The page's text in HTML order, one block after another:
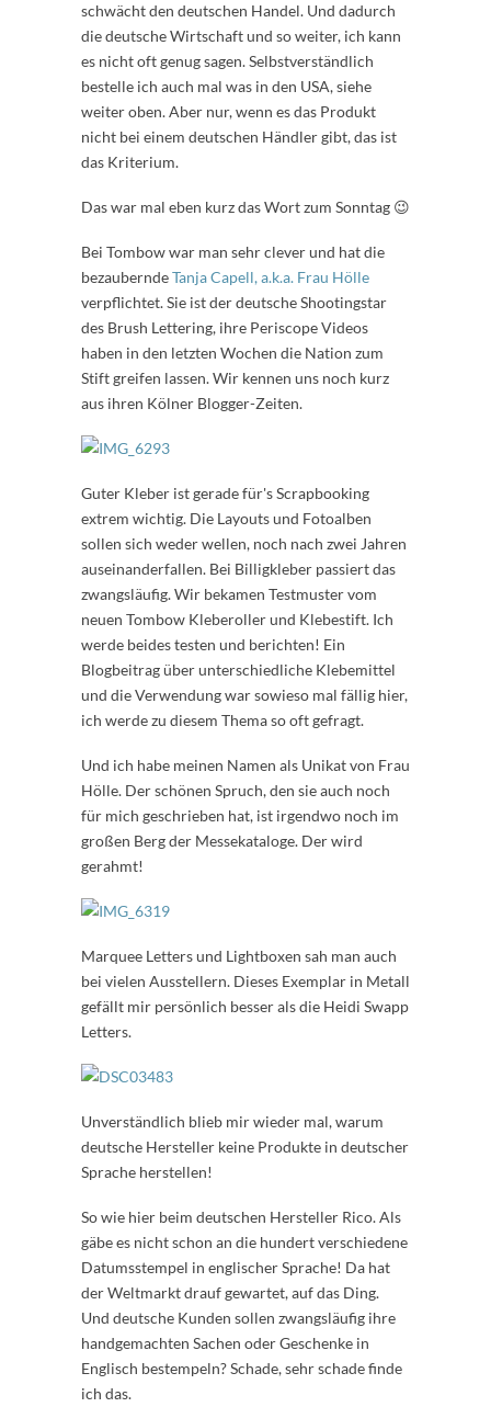
schwächt den deutschen Handel. Und dadurch
die deutsche Wirtschaft und so weiter, ich kann
es nicht oft genug sagen. Selbstverständlich
bestelle ich auch mal was in den USA, siehe
weiter oben. Aber nur, wenn es das Produkt
nicht bei einem deutschen Händler gibt, das ist
das Kriterium.
Das war mal eben kurz das Wort zum Sonntag 😉
Bei Tombow war man sehr clever und hat die
bezauberndeTanja Capell, a.k.a. Frau Hölle
verpflichtet. Sie ist der deutsche Shootingstar
des Brush Lettering, ihre Periscope Videos
haben in den letzten Wochen die Nation zum
Stift greifen lassen. Wir kennen uns noch kurz
aus ihren Kölner Blogger-Zeiten.
Guter Kleber ist gerade für's Scrapbooking
extrem wichtig. Die Layouts und Fotoalben
sollen sich weder wellen, noch nach zwei Jahren
auseinanderfallen. Bei Billigkleber passiert das
zwangsläufig. Wir bekamen Testmuster vom
neuen Tombow Kleberoller und Klebestift. Ich
werde beides testen und berichten! Ein
Blogbeitrag über unterschiedliche Klebemittel
und die Verwendung war sowieso mal fällig hier,
ich werde zu diesem Thema so oft gefragt.
Und ich habe meinen Namen als Unikat von Frau
Hölle. Der schönen Spruch, den sie auch noch
für mich geschrieben hat, ist irgendwo noch im
großen Berg der Messekataloge. Der wird
gerahmt!
Marquee Letters und Lightboxen sah man auch
bei vielen Ausstellern. Dieses Exemplar in Metall
gefällt mir persönlich besser als die Heidi Swapp
Letters.
Unverständlich blieb mir wieder mal, warum
deutsche Hersteller keine Produkte in deutscher
Sprache herstellen!
So wie hier beim deutschen Hersteller Rico. Als
gäbe es nicht schon an die hundert verschiedene
Datumsstempel in englischer Sprache! Da hat
der Weltmarkt drauf gewartet, auf das Ding.
Und deutsche Kunden sollen zwangsläufig ihre
handgemachten Sachen oder Geschenke in
Englisch bestempeln? Schade, sehr schade finde
ich das.